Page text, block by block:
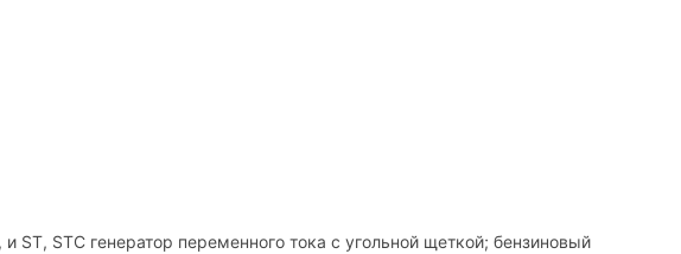
ST, STC генератор переменного тока с угольной щеткой; бензиновый